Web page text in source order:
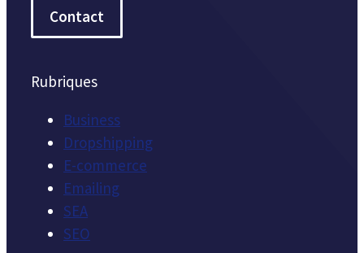
Contact
Rubriques
Business
Dropshipping
E-commerce
Emailing
SEA
SEO